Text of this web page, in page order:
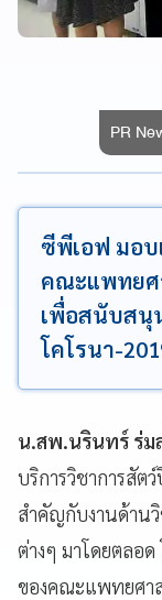
PR
ซีพีเอฟ มอบ
คณะแพทยศ
เพื่อสนับสนุ
โคโรนา-
น.สพ.นรินทร์ ร่ม
บริการวิชาการสัต
สำคัญกับงานด้าน
ต่างๆ มาโดยตลอด
ของคณะแพทยศา